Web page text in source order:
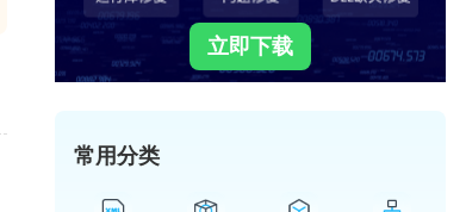
立即下载
常用分类